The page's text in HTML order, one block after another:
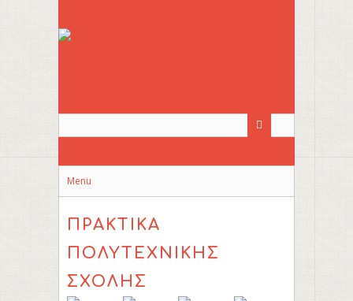
Menu
ΠΡΑΚΤΙΚΆ
ΠΟΛΥΤΕΧΝΙΚΉΣ
ΣΧΟΛΉΣ